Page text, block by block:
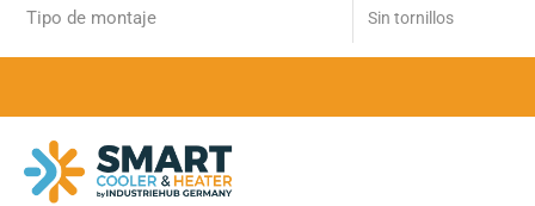
Tipo de montaje Sin tornillos